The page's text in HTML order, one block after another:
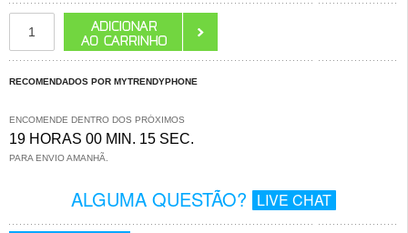
RECOMENDADOS POR MYTRENDYPHONE
ENCOMENDE DENTRO DOS PRÓXIMOS
19 HORAS 00 MIN. 14 SEC.
PARA ENVIO AMANHÃ.
ALGUMA QUESTÃO? LIVE CHAT